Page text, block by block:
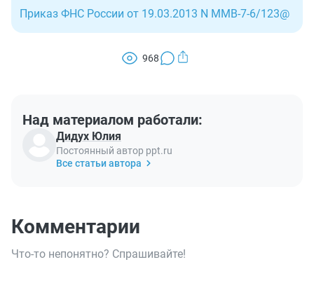
Приказ ФНС России от 19.03.2013 N ММВ-7-6/123@
968
Над материалом работали:
Дидух Юлия
Постоянный автор ppt.ru
Все статьи автора
Комментарии
Что-то непонятно? Спрашивайте!